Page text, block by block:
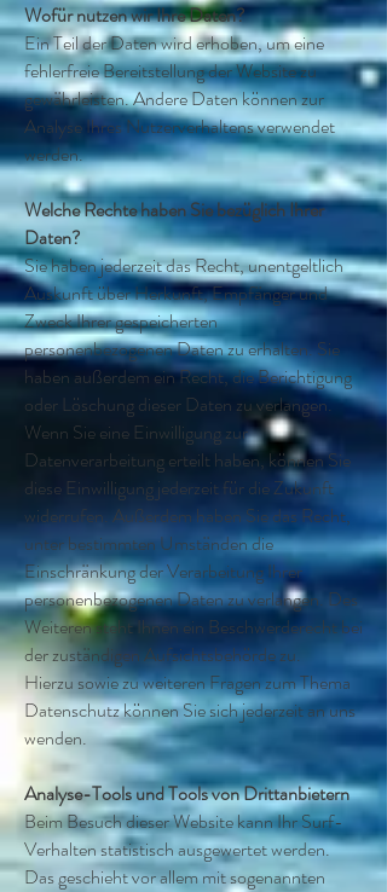
Wofür nutzen wir Ihre Daten?
Ein Teil der Daten wird erhoben, um eine
fehlerfreie Bereitstellung der Website zu
gewährleisten. Andere Daten können zur
Analyse Ihres Nutzerverhaltens verwendet
werden.
Welche Rechte haben Sie bezüglich Ihrer
Daten?
Sie haben jederzeit das Recht, unentgeltlich
Auskunft über Herkunft, Empfänger und
Zweck Ihrer gespeicherten
personenbezogenen Daten zu erhalten. Sie
haben außerdem ein Recht, die Berichtigung
oder Löschung dieser Daten zu verlangen.
Wenn Sie eine Einwilligung zur
Datenverarbeitung erteilt haben, können Sie
diese Einwilligung jederzeit für die Zukunft
widerrufen. Außerdem haben Sie das Recht,
unter bestimmten Umständen die
Einschränkung der Verarbeitung Ihrer
personenbezogenen Daten zu verlangen. Des
Weiteren steht Ihnen ein Beschwerderecht bei
der zuständigen Aufsichtsbehörde zu.
Hierzu sowie zu weiteren Fragen zum Thema
Datenschutz können Sie sich jederzeit an uns
wenden.
Analyse-Tools und Tools von Dritt­anbietern
Beim Besuch dieser Website kann Ihr Surf-
Verhalten statistisch ausgewertet werden.
Das geschieht vor allem mit sogenannten